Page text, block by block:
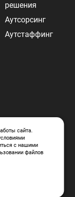
сайта.
с нашими
файлов
решения
Аутсорсинг
Аутстаффинг